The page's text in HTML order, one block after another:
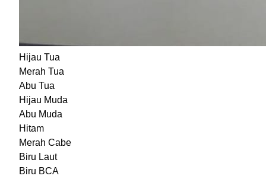
Hijau Tua
Merah Tua
Abu Tua
Hijau Muda
Abu Muda
Hitam
Merah Cabe
Biru Laut
Biru BCA